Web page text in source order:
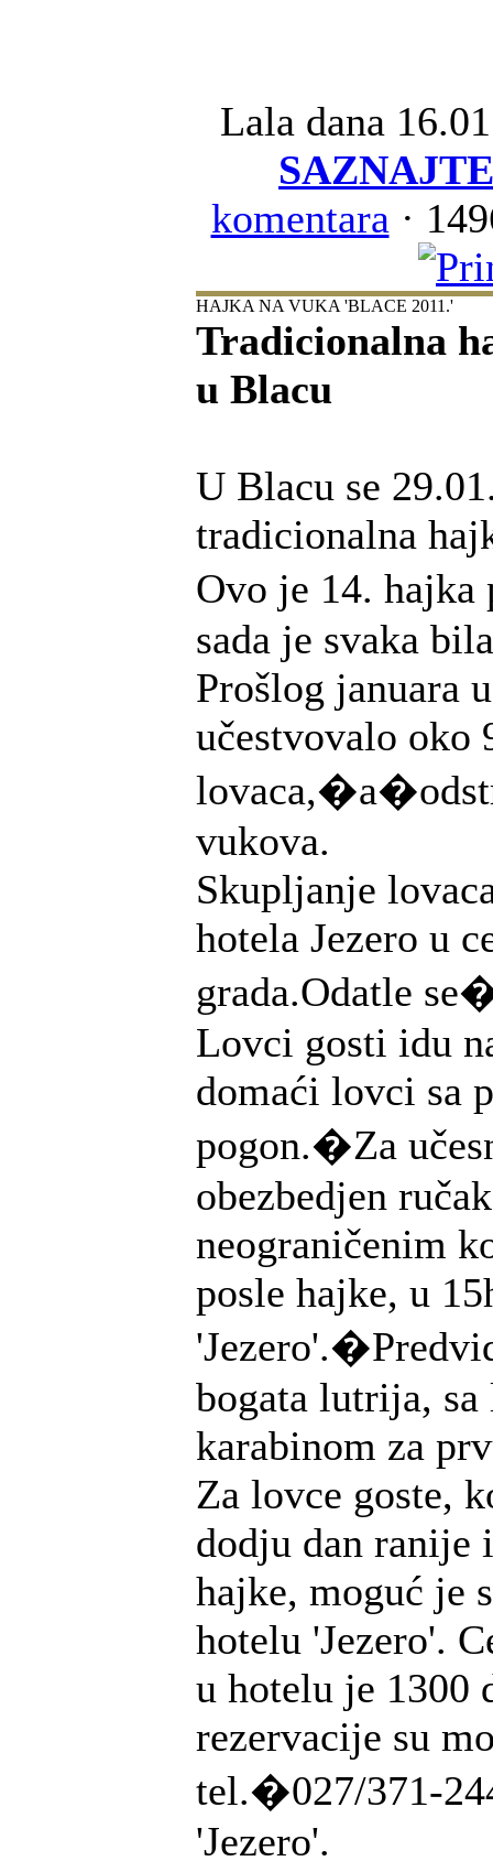
Lala dana
komentara ·
HAJKA NA VUKA 'BLACE 2011.'
Tradicionalna
u Blacu
U Blacu se
tradicionalna
Ovo je 14.
sada je svaka
Prošlog januara
učestvovalo oko
vukova.
Skupljanje
hotela Jezero u
grada.Odatle
Lovci gosti idu
domaći lovci sa
pogon.�Za
obezbedjen
neograničenim
posle hajke, u
bogata lutrija,
karabinom za
Za lovce goste,
dodju dan ranije
hajke, moguć je
hotelu 'Jezero'.
u hotelu je 1300
rezervacije su
tel.�027/371-
'Jezero'.